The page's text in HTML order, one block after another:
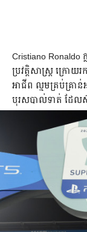
Cristiano Ronaldo
ប្រវត្តិសាស្រ្ត​ ក្រោ
អាជីព ល្មម​គ្រប់គ្រា
បុរស​បាល់ទាត់ ដែល